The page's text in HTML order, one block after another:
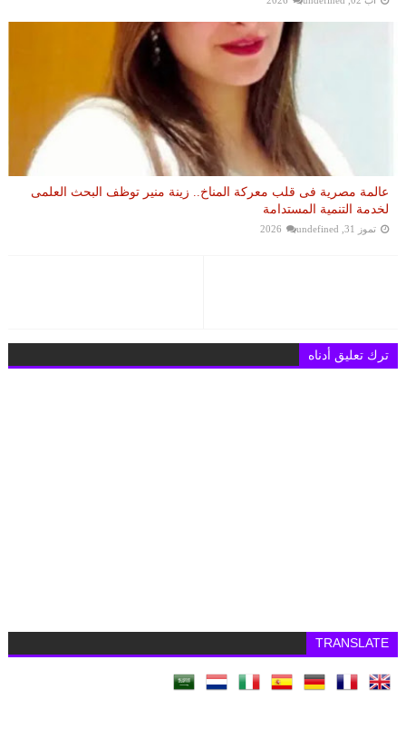
عالمة مصرية فى قلب معركة المناخ.. زينة منير توظف البحث العلمى
لخدمة التنمية المستدامة
تموز 31, 2026 undefined
ترك تعليق أدناه
TRANSLATE